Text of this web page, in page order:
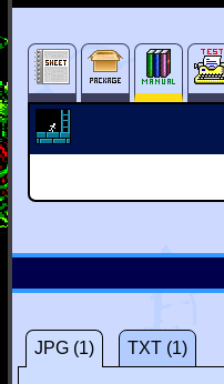
JPG (1) TXT (1)